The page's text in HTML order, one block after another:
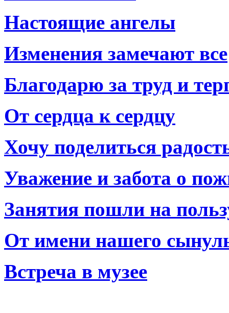
Настоящие ангелы
Изменения замечают все
Благодарю за труд и
От сердца к сердцу
Хочу поделиться
Уважение и забота о
Занятия пошли на
От имени нашего
Встреча в музее